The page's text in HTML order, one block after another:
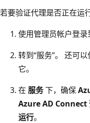
若要验证代理是否正在运
使用管理员帐户登录
转到“服务”。
还可
它。
在 服务下，确保
Azure AD Connect
运行。